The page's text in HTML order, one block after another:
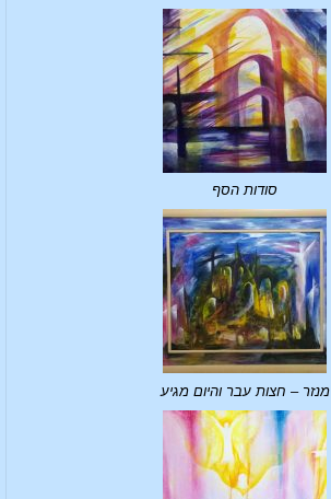
סודות הסף
מנזר – חצות עבר והיום מגיע